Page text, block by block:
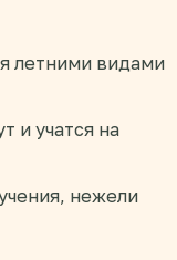
летними видами
и учатся на
нежели